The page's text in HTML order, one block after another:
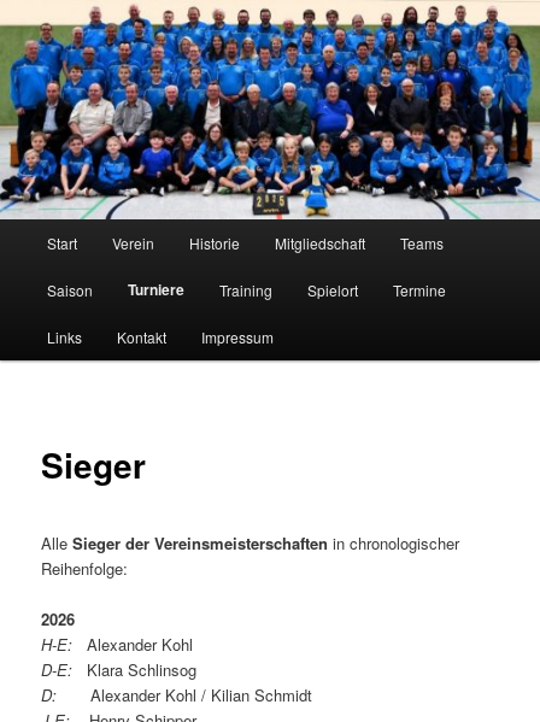
primären
Inhalt
springenTTC Edelweiß Klein Elbe
Tischtennis im Innerstetal seit 1950
Start Verein Historie Mitgliedschaft Teams
Saison Turniere Training Spielort Termine
Links Kontakt Impressum
Sieger
AlleSieger der Vereinsmeisterschaften in chronologischer
Reihenfolge:
2026
H-E: Alexander Kohl
D-E: Klara Schlinsog
D:
Alexander Kohl / Kilian Schmidt